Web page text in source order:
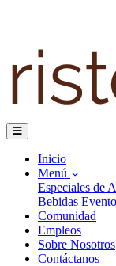
Inicio
Menú
Especiales de
Bebidas
Comunidad
Empleos
Sobre Nosotros
Contáctanos